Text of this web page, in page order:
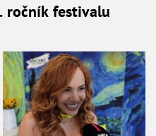
ročník festivalu